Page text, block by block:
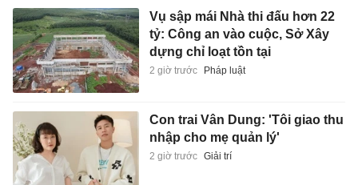
Vụ sập mái Nhà thi đấu hơn 22
tỷ: Công an vào cuộc, Sở Xây
dựng chỉ loạt tồn tại
2 giờ trước Pháp luật
Con trai Vân Dung: 'Tôi giao thu
nhập cho mẹ quản lý'
2 giờ trước Giải trí